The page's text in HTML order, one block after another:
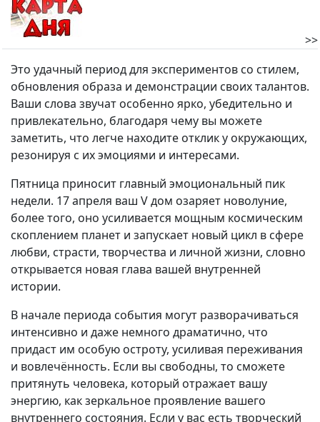
>>
Это удачный период для экспериментов со стилем,
обновления образа и демонстрации своих талантов.
Ваши слова звучат особенно ярко, убедительно и
привлекательно, благодаря чему вы можете
заметить, что легче находите отклик у окружающих,
резонируя с их эмоциями и интересами.
Пятница приносит главный эмоциональный пик
недели. 17 апреля ваш V дом озаряет новолуние,
более того, оно усиливается мощным космическим
скоплением планет и запускает новый цикл в сфере
любви, страсти, творчества и личной жизни, словно
открывается новая глава вашей внутренней
истории.
В начале периода события могут разворачиваться
интенсивно и даже немного драматично, что
придаст им особую остроту, усиливая переживания
и вовлечённость. Если вы свободны, то сможете
притянуть человека, который отражает вашу
энергию, как зеркальное проявление вашего
внутреннего состояния. Если у вас есть творческий